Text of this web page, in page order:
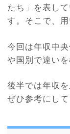
たち」を表し
す。そこで、
今回は年収中
や国別で違いを
後半では年収
ぜひ参考にして